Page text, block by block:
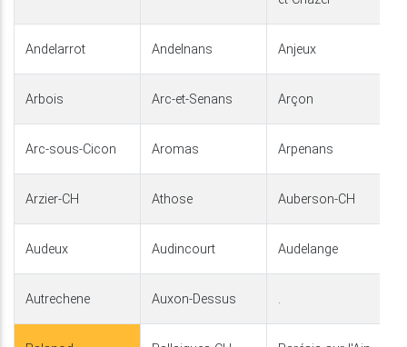
Andelarrot Andelnans Anjeux
Arbois Arc-et-Senans Arçon
Arc-sous-Cicon Aromas Arpenans
Arzier-CH Athose Auberson-CH
Audeux Audincourt Audelange
Autrechene Auxon-Dessus .